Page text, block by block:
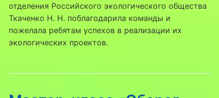
отделения Российского экологического общества
Ткаченко Н. Н. поблагодарила команды и
пожелала ребятам успехов в реализации их
экологических проектов.